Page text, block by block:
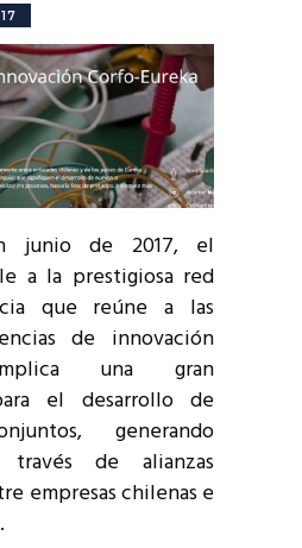
junio de 2017, el
a la prestigiosa red
que reúne a las
de innovación
una gran
el desarrollo de
generando
de alianzas
empresas chilenas e